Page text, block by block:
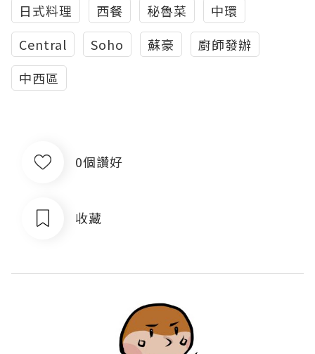
日式料理 西餐 秘魯菜
中環
Central
Soho 蘇豪
廚師發辦
中西區
0個讚好
收藏